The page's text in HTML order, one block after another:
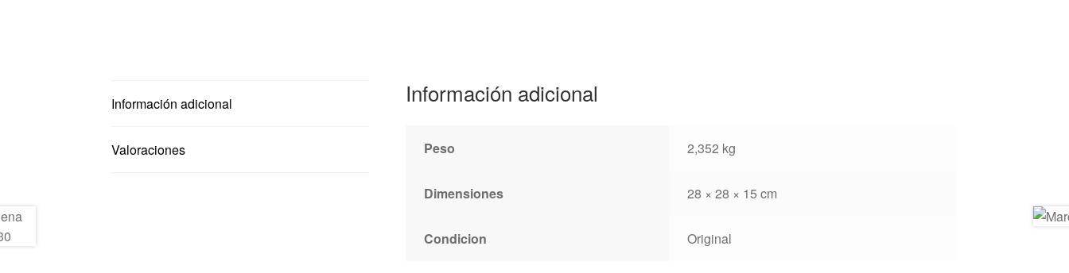
Información adicional
Valoraciones
Información adicional
Peso 2,352 kg
Dimensiones 28 × 28 × 15 cm
Condicion Original